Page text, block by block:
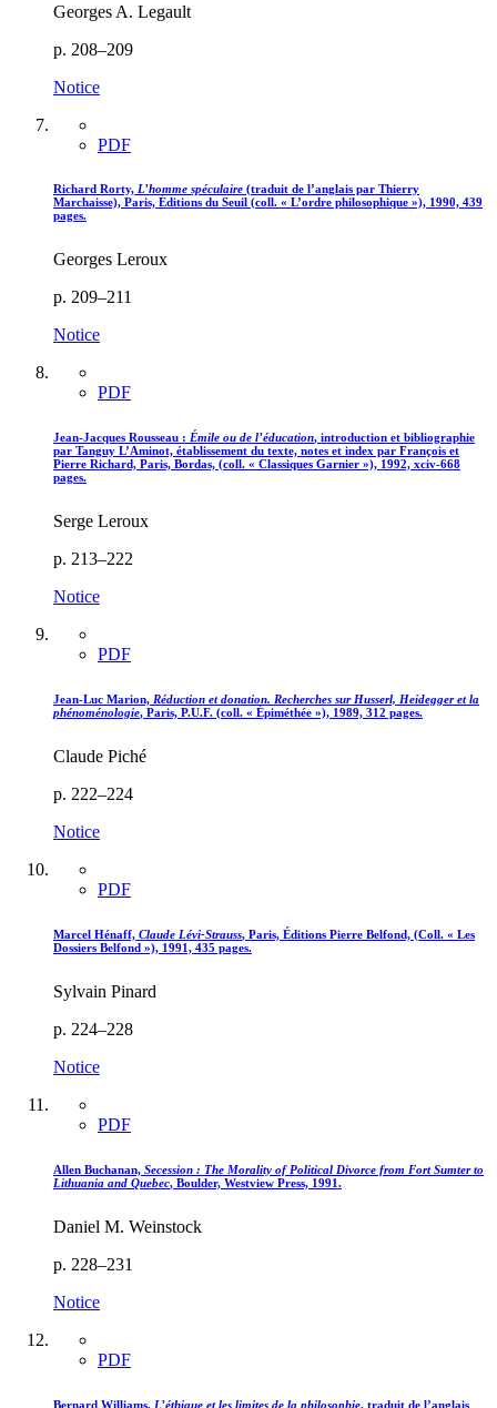
Georges A. Legault
p. 208–209
Notice
PDF
Richard Rorty, L’homme spéculaire (traduit de l’anglais par Thierry
Marchaisse), Paris, Éditions du Seuil (coll. « L’ordre philosophique »), 1990, 439
pages.
Georges Leroux
p. 209–211
Notice
PDF
Jean-Jacques Rousseau : Émile ou de l’éducation, introduction et bibliographie
par Tanguy L’Aminot, établissement du texte, notes et index par François et
Pierre Richard, Paris, Bordas, (coll. « Classiques Garnier »), 1992, xciv-668
pages.
Serge Leroux
p. 213–222
Notice
PDF
Jean-Luc Marion, Réduction et donation. Recherches sur Husserl, Heidegger et la
phénoménologie, Paris, P.U.F. (coll. « Épiméthée »), 1989, 312 pages.
Claude Piché
p. 222–224
Notice
PDF
Marcel Hénaff, Claude Lévi-Strauss, Paris, Éditions Pierre Belfond, (Coll. « Les
Dossiers Belfond »), 1991, 435 pages.
Sylvain Pinard
p. 224–228
Notice
PDF
Allen Buchanan, Secession : The Morality of Political Divorce from Fort Sumter to
Lithuania and Quebec, Boulder, Westview Press, 1991.
Daniel M. Weinstock
p. 228–231
Notice
PDF
Bernard Williams, L’éthique et les limites de la philosophie, traduit de l’anglais